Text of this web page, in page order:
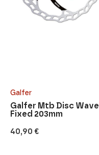
Galfer
40,90 €
Galfer Mtb Disc Wave
Fixed 203mm